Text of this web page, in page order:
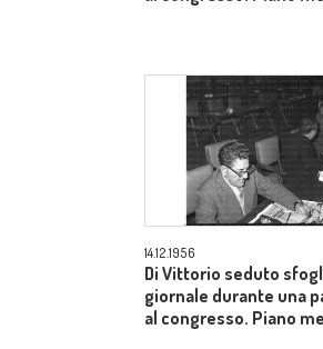
14.12.1956
Di Vittorio seduto
giornale durante una
al congresso. Piano